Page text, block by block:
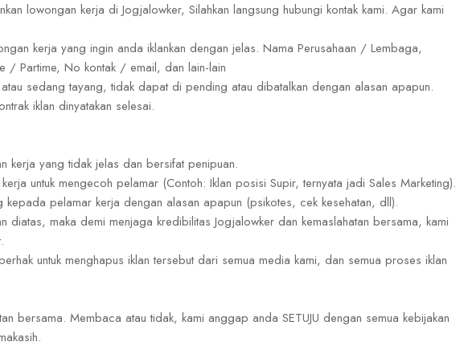
lowongan kerja di Jogjalowker, Silahkan langsung hubungi kontak kami. Agar kami
kerja yang ingin anda iklankan dengan jelas. Nama Perusahaan / Lembaga,
/ Partime, No kontak / email, dan lain-lain
sedang tayang, tidak dapat di pending atau dibatalkan dengan alasan apapun.
iklan dinyatakan selesai.
kerja yang tidak jelas dan bersifat penipuan.
untuk mengecoh pelamar (Contoh: Iklan posisi Supir, ternyata jadi Sales Marketing).
kepada pelamar kerja dengan alasan apapun (psikotes, cek kesehatan, dll).
diatas, maka demi menjaga kredibilitas Jogjalowker dan kemaslahatan bersama, kami
untuk menghapus iklan tersebut dari semua media kami, dan semua proses iklan
bersama. Membaca atau tidak, kami anggap anda SETUJU dengan semua kebijakan